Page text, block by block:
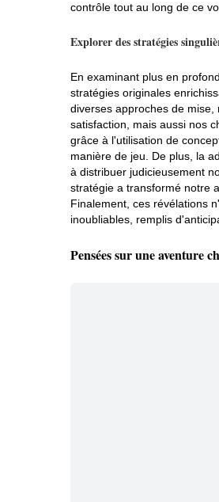
contrôle tout au long de ce
Explorer des stratégies
En examinant plus en
stratégies originales
diverses approches de
satisfaction, mais aussi nos
grâce à l'utilisation de
manière de jeu. De plus, la
à distribuer judicieusement
stratégie a transformé notre
Finalement, ces révélations
inoubliables, remplis
Pensées sur une aventure